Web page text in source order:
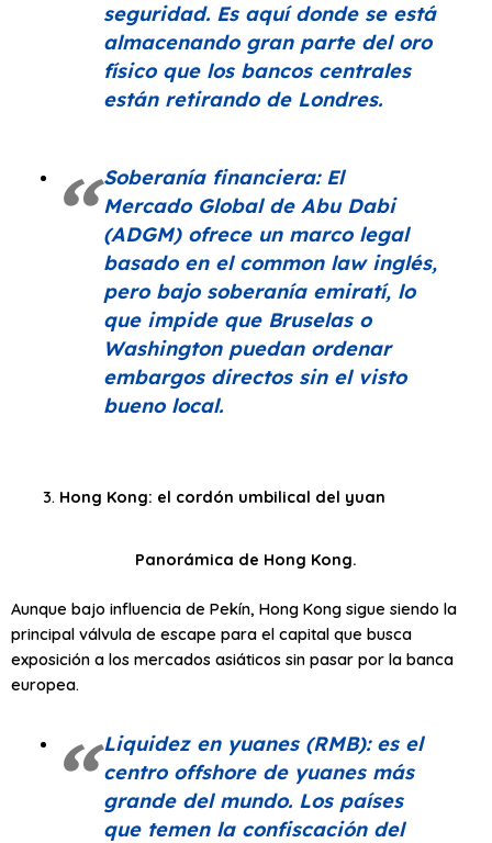
seguridad. Es aquí donde se está
almacenando gran parte del oro
físico que los bancos centrales
están retirando de Londres.
Soberanía financiera: El
Mercado Global de Abu Dabi
(ADGM) ofrece un marco legal
basado en el common lawinglés,
pero bajo soberanía emiratí, lo
que impide que Bruselas o
Washington puedan ordenar
embargos directos sin el visto
bueno local.
Hong Kong: el cordón umbilical del yuan
Panorámica de Hong Kong.
Aunque bajo influencia de Pekín, Hong Kong sigue siendo la
principal válvula de escape para el capital que busca
exposición a los mercados asiáticos sin pasar por la banca
europea.
Liquidez en yuanes (RMB): es el
centro offshorede yuanes más
grande del mundo. Los países
que temen la confiscación del